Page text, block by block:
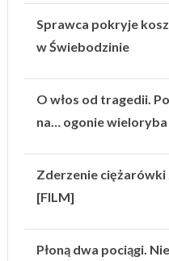
Sprawca pokryje
w Świebodzinie
O włos od tragedii.
na… ogonie wieloryba
Zderzenie ciężarówki
[FILM]
Płoną dwa pociągi.